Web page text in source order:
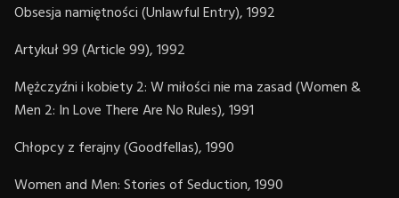
Obsesja namiętności (Unlawful Entry), 1992
Artykuł 99 (Article 99), 1992
Mężczyźni i kobiety 2: W miłości nie ma zasad (Women &
Men 2: In Love There Are No Rules), 1991
Chłopcy z ferajny (Goodfellas), 1990
Women and Men: Stories of Seduction, 1990